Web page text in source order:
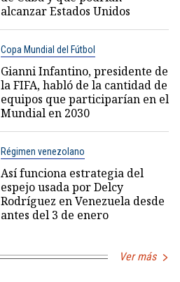
alcanzar Estados Unidos
Copa Mundial del Fútbol
Gianni Infantino, presidente de
la FIFA, habló de la cantidad de
equipos que participarían en el
Mundial en 2030
Régimen venezolano
Así funciona estrategia del
espejo usada por Delcy
Rodríguez en Venezuela desde
antes del 3 de enero
Ver más